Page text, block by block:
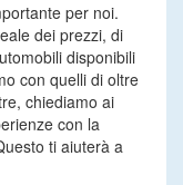
per noi.
dei prezzi, di
disponibili
con quelli di oltre
chiediamo ai
con la
ti aiuterà a